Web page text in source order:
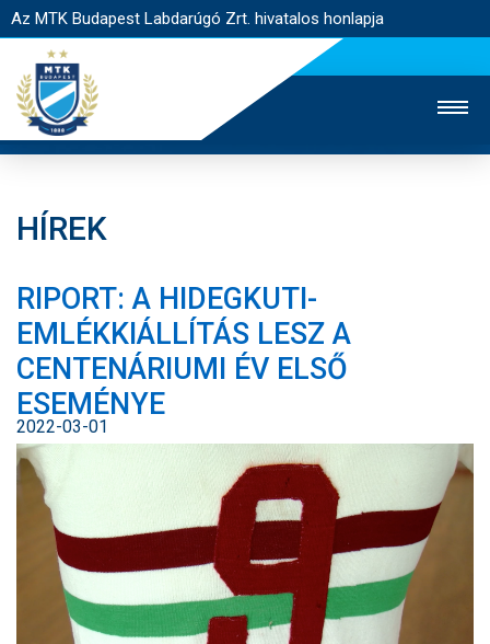
Az MTK Budapest Labdarúgó Zrt. hivatalos honlapja
JEGYÉRTÉKESÍTÉS
WEBSHOP
EGYESÜLET
KAPCSOLAT
HÍREK
CSAPATOK
MÉRKŐZÉSEK
KLUB
GALÉRIA
HÍREK
RIPORT: A HIDEGKUTI-
EMLÉKKIÁLLÍTÁS LESZ A
CENTENÁRIUMI ÉV ELSŐ
ESEMÉNYE
2022-03-01